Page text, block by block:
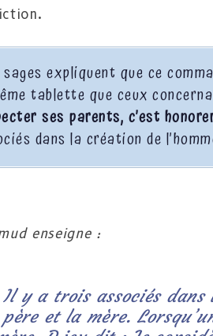
expliquent que ce
tablette que ceux
ses parents, c’est
dans la création de
enseigne :
y a trois associés dans
père et la mère.